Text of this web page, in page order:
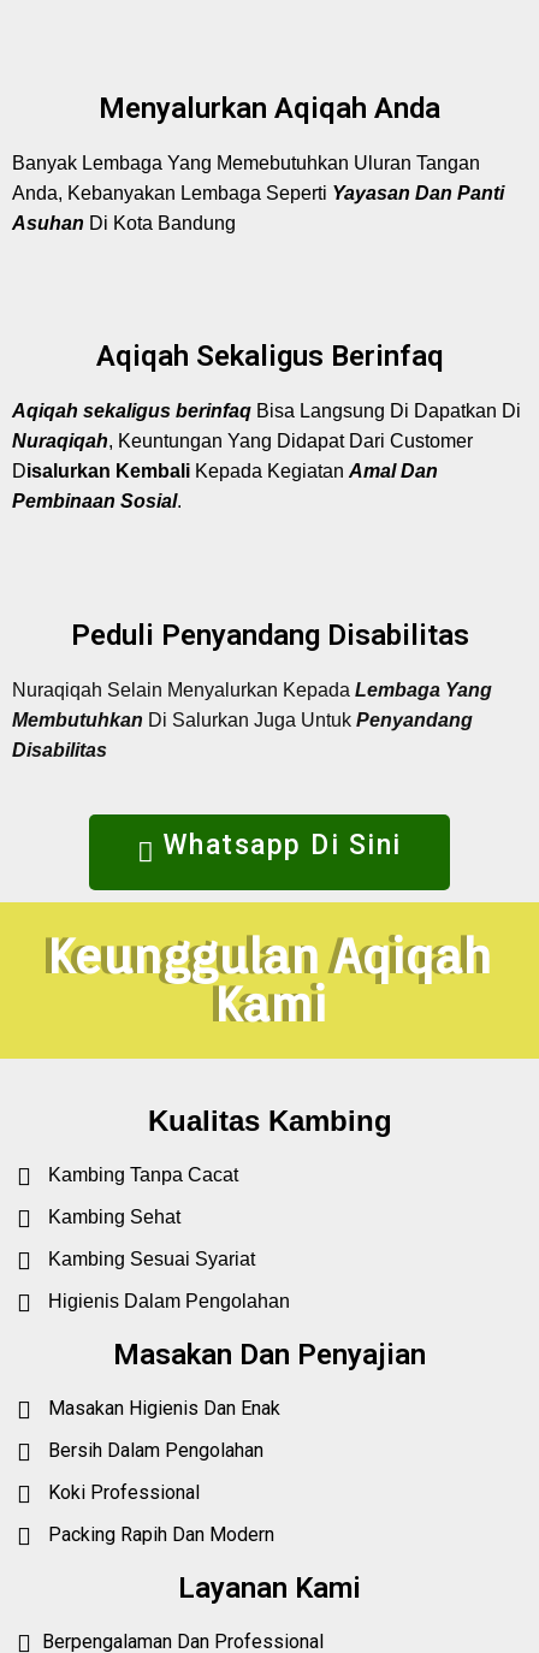
Menyalurkan Aqiqah Anda
Banyak Lembaga Yang Memebutuhkan Uluran Tangan
Anda, Kebanyakan Lembaga Seperti Yayasan Dan Panti
Asuhan Di Kota Bandung
Aqiqah Sekaligus Berinfaq
Aqiqah sekaligus berinfaq Bisa Langsung Di Dapatkan Di
Nuraqiqah, Keuntungan Yang Didapat Dari Customer
Disalurkan Kembali Kepada KegiatanAmal Dan
Pembinaan Sosial.
Peduli Penyandang Disabilitas
Nuraqiqah Selain Menyalurkan Kepada Lembaga Yang
Membutuhkan Di Salurkan Juga Untuk Penyandang
Disabilitas
Whatsapp Di Sini
Keunggulan Aqiqah
Kami
Kualitas Kambing
Kambing Tanpa Cacat
Kambing Sehat
Kambing Sesuai Syariat
Higienis Dalam Pengolahan
Masakan Dan Penyajian
Masakan Higienis Dan Enak
Bersih Dalam Pengolahan
Koki Professional
Packing Rapih Dan Modern
Layanan Kami
Berpengalaman Dan Professional